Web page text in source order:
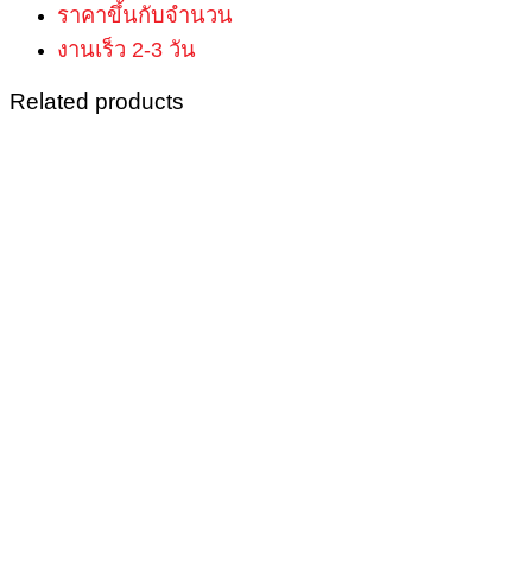
ราคาขึ้นกับจำนวน
งานเร็ว 2-3 วัน
Related products